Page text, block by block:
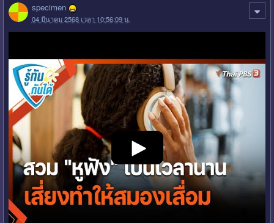
specimen
04 มีนาคม 2568 เวลา 10:56:09 น.